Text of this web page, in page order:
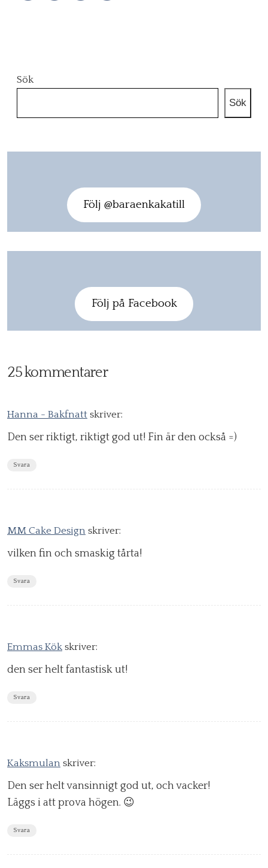
Sök
Sök
Följ @baraenkakatill
Följ på Facebook
25 kommentarer
Hanna - Bakfnatt skriver:
Den ser riktigt, riktigt god ut! Fin är den också =)
Svara
MM Cake Design skriver:
vilken fin och smaskig tårta!
Svara
Emmas Kök skriver:
den ser helt fantastisk ut!
Svara
Kaksmulan skriver:
Den ser helt vansinnigt god ut, och vacker!
Läggs i att prova högen. 😉
Svara